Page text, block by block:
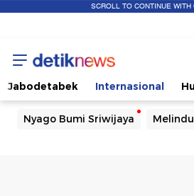
SCROLL TO CONTINUE WITH
Jabodetabek Internasional
Nyago Bumi Sriwijaya